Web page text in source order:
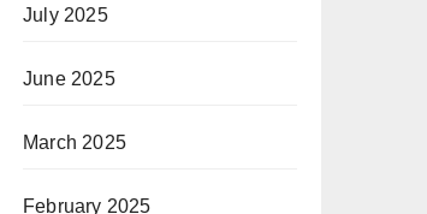
July 2025
June 2025
March 2025
February 2025